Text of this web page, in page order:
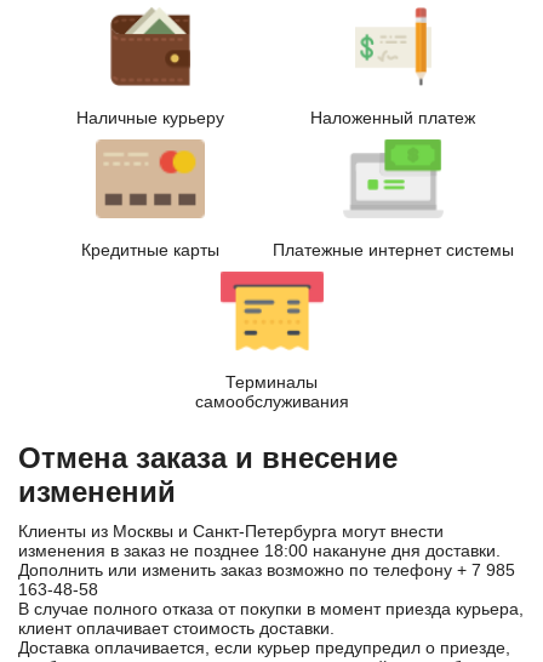
Наличные курьеру Наложенный платеж
Кредитные карты Платежные интернет системы
Терминалы
самообслуживания
Отмена заказа и внесение
изменений
Клиенты из Москвы и Санкт-Петербурга могут внести
изменения в заказ не позднее 18:00 накануне дня доставки.
Дополнить или изменить заказ возможно по телефону + 7 985
163-48-58
В случае полного отказа от покупки в момент приезда курьера,
клиент оплачивает стоимость доставки.
Доставка оплачивается, если курьер предупредил о приезде,